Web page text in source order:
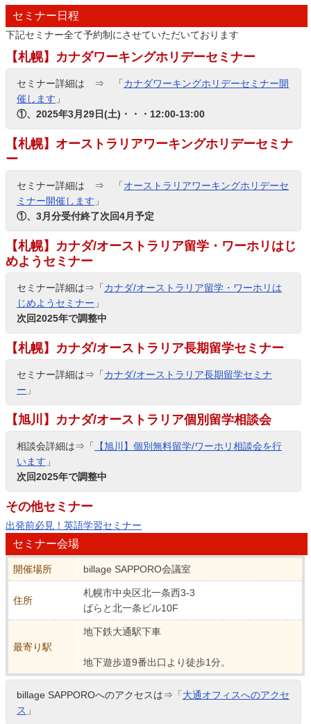
セミナー日程
下記セミナー全て予約制にさせていただいております
【札幌】カナダワーキングホリデーセミナー
セミナー詳細は ⇒ 「カナダワーキングホリデーセミナー開
催します 」
①、2025年3月29日(土)・・・12:00-13:00
【札幌】オーストラリアワーキングホリデーセミナ
ー
セミナー詳細は ⇒ 「オーストラリアワーキングホリデーセ
ミナー開催します 」
①、3月分受付終了次回4月予定
【札幌】カナダ/オーストラリア留学・ワーホリはじ
めようセミナー
セミナー詳細は⇒「カナダ/オーストラリア留学・ワーホリは
じめようセミナー 」
次回2025年で調整中
【札幌】カナダ/オーストラリア長期留学セミナー
セミナー詳細は⇒「カナダ/オーストラリア長期留学セミナ
ー 」
【旭川】カナダ/オーストラリア個別留学相談会
相談会詳細は⇒「
【旭川】個別無料留学/ワーホリ相談会を行
います 」
次回2025年で調整中
その他セミナー
出発前必見！英語学習セミナー
セミナー会場
開催場所 billage SAPPORO会議室
住所
札幌市中央区北一条西3-3
ばらと北一条ビル10F
最寄り駅
地下鉄大通駅下車
地下遊歩道9番出口より徒歩1分。
billage SAPPOROへのアクセスは⇒「大通オフィスへのアクセ
ス 」